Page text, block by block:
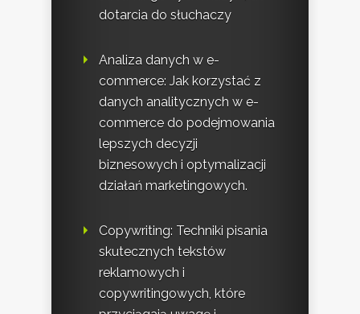
dotarcia do słuchaczy
Analiza danych w e-
commerce: Jak korzystać z
danych analitycznych w e-
commerce do podejmowania
lepszych decyzji
biznesowych i optymalizacji
działań marketingowych.
Copywriting: Techniki pisania
skutecznych tekstów
reklamowych i
copywritingowych, które